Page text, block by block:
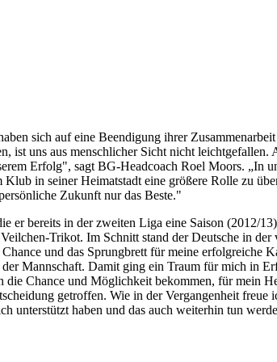
sich auf eine Beendigung ihrer
ist uns aus menschlicher Sicht nicht
Erfolg", sagt BG-Headcoach Roel Moors. „In
in seiner Heimatstadt eine größere Rolle zu
Zukunft nur das Beste."
er bereits in der zweiten Liga eine Saison (2012/
Trikot. Im Schnitt stand der Deutsche in
und das Sprungbrett für meine erfolgreiche
Mannschaft. Damit ging ein Traum für mich in
Chance und Möglichkeit bekommen, für mein
getroffen. Wie in der Vergangenheit
unterstützt haben und das auch weiterhin tun